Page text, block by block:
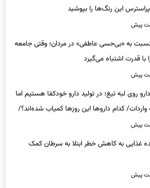
به «بی‌حسی عاطفی» در مردان؛ وقتی جامعه
با قدرت اشتباه می‌گیرد
روی لبه تیغ؛ در تولید دارو خودکفا هستیم اما
واردات/ کدام داروها این روزها کمیاب شده‌اند؟/
ماه ذخیره دارویی دارد»
غذایی به کاهش خطر ابتلا به سرطان کمک
یک فوق تخصص روماتولوژی با برخی